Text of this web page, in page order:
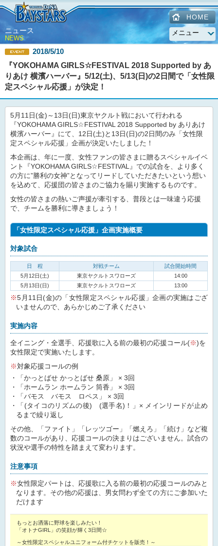
HOME
ニュース
NEWS
2018/5/10
『YOKOHAMA GIRLS☆FESTIVAL 2018 Supported by あ
りあけ 横濱ハーバー』5/12(土)、5/13(日)の2日間で「女性限
定スペシャル応援」が決定！
5月11日(金)～13日(日)東京ヤクルト戦において行われる
『YOKOHAMA GIRLS☆FESTIVAL 2018 Supported by ありあけ
横濱ハーバー』にて、12日(土)と13日(日)の2日間のみ「女性限
定スペシャル応援」企画が決定いたしました！
本企画は、年に一度、女性ファンの皆さまに贈るスペシャルイベ
ント『YOKOHAMA GIRLS☆FESTIVAL』での試合を、より多く
の方に”勝利の女神”となってリードしていただきたいという想い
を込めて、応援団の皆さまのご協力を賜り実施するものです。
女性の皆さまの熱いご声援が牽引する、普段とは一味違う応援
で、チームを勝利に導きましょう！
「女性限定スペシャル応援」企画実施概要
対象試合
日 程 対戦チーム
試合開始時間
5月12日(土)
東京ヤクルトスワローズ
14:00
5月13日(日)
東京ヤクルトスワローズ 13:00
5月11日(金)の「女性限定スペシャル応援」企画の実施はござ
いませんので、あらかじめご了承ください
実施内容
全イニング・全選手、応援歌に入る前の最初の応援コール(※)を
女性限定で実施いたします。
対象応援コールの例
「かっとばせ かっとばせ 桑原」 × 3回
「ホームラン ホームラン 筒香」 × 3回
「バモス バモス ロペス」 × 3回
「(タイコのリズムの後) (選手名)！」× メインリードが止め
るまで繰り返し
その他、「ファイト」「レッツゴー」「燃えろ」「続け」など複
数のコールがあり、応援コールの決まりはございません。試合の
状況や選手の特性を踏まえて変わります。
注意事項
女性限定パートは、応援歌に入る前の最初の応援コールのみと
なります。その他の応援は、男女問わず全ての方にご参加いた
だけます
もっとお洒落に野球を楽しみたい！
「オトナGIRL」の笑顔が輝く3日間☆
～女性限定スペシャルユニフォーム付チケットを販売！～